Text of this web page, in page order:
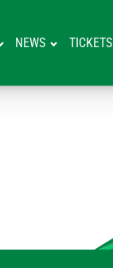
NEWS TICKETS